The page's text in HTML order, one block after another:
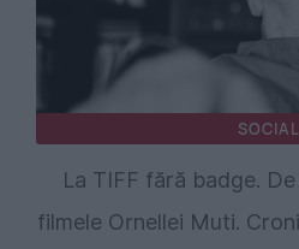
SOCIAL
La TIFF fără badge.
filmele Ornellei Muti.